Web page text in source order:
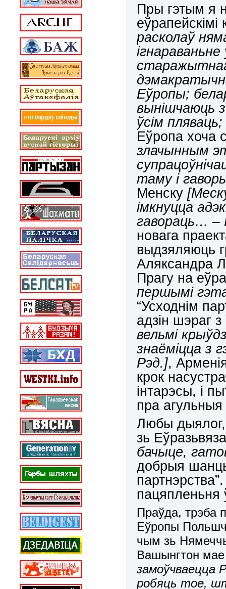
Пры гэтым я
расколаў
Еўропы;
вынішчаюць
ўсім
Еўропа хоча
злачынным
таму і
Менску
імкнуцца
гавораць… –
новага
выдзяляюць
Аляксандра
Прагу на
першымі
“Усходнім
адзін шэраг
вельмі
знаёміцца з
Рэд.],
крок
інтарэсы, і
пра
Любы дыялог
зь
бачыце,
добрыя
пацяпленьня
Праўда, трэба
Еўропы
чым зь
Вашынгтон
замоўчваецца
робяць тое,